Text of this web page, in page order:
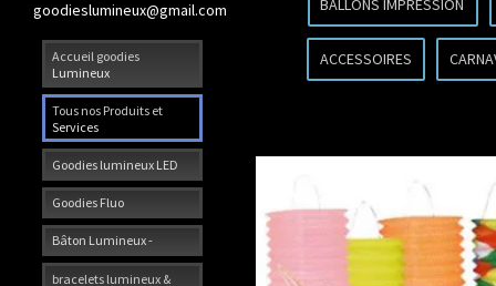
Accueil goodies
Lumineux
Tous nos Produits et
Services
Goodies lumineux LED
Goodies Fluo
Bâton Lumineux -
bracelets lumineux &
goodieslumineux@gmail.com
BALLONS IMPRESSION
ACCESSOIRES